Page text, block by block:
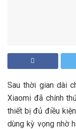
Sau thời gian dài
Xiaomi đã chính
thiết bị đủ điều
dùng kỳ vọng nhờ